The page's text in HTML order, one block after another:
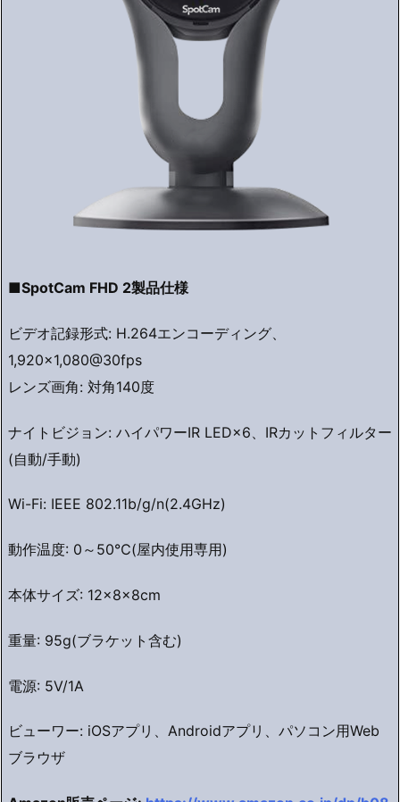
■SpotCam FHD 2製品仕様
ビデオ記録形式: H.264エンコーディング、
1,920×1,080@30fps
レンズ画角: 対角140度
ナイトビジョン: ハイパワーIR LED×6、IRカットフィルター
(自動/手動)
Wi-Fi: IEEE 802.11b/g/n(2.4GHz)
動作温度: 0～50℃(屋内使用専用)
本体サイズ: 12×8×8cm
重量: 95g(ブラケット含む)
電源: 5V/1A
ビューワー: iOSアプリ、Androidアプリ、パソコン用Web
ブラウザ